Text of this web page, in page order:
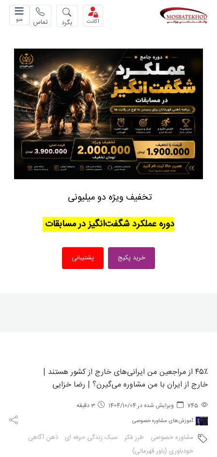
منو تماس بگرد اکانت
تخفیف ویژه دو میلیونی
دوره عملکرد شگفت‌انگیز در مسابقات
خرید پکیج پشتیبانی
۴۵٪ از مراجعین من ایرانی‌های خارج از کشور هستند |
خارج از ایران با من مشاوره می‌گیرن؟ | رضا خزایی
745 ویرایش شده در 1404/10/04 3 دقیقه
آموزش‌های مشاوره خصوصی
مشاوره خصوصی طرز فکر سبک زندگی حرفه ای
ذهن آگاهی
خودباوری (باور قهرمانی)